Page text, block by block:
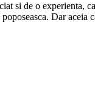
si de o experienta,
Dar aceia